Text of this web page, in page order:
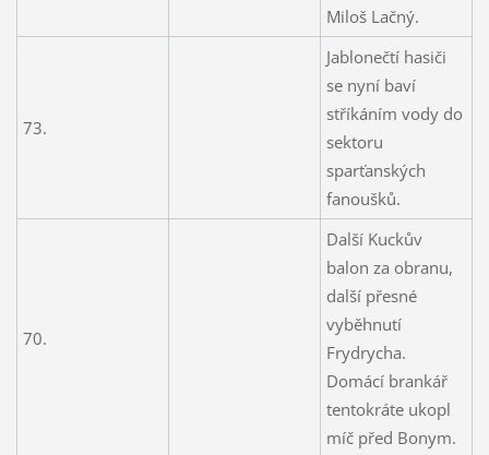
Miloš Lačný.
73.
Jablonečtí hasiči
se nyní baví
stříkáním vody do
sektoru
sparťanských
fanoušků.
70.
Další Kuckův
balon za obranu,
další přesné
vyběhnutí
Frydrycha.
Domácí brankář
tentokráte ukopl
míč před Bonym.